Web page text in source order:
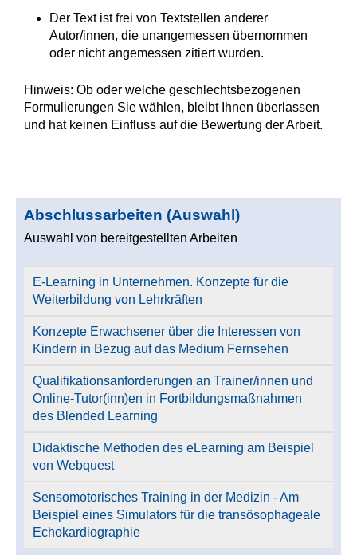
Der Text ist frei von Textstellen anderer
Autor/innen, die unangemessen übernommen
oder nicht angemessen zitiert wurden.
Hinweis: Ob oder welche geschlechtsbezogenen
Formulierungen Sie wählen, bleibt Ihnen überlassen
und hat keinen Einfluss auf die Bewertung der Arbeit.
Abschlussarbeiten (Auswahl)
Auswahl von bereitgestellten Arbeiten
E-Learning in Unternehmen. Konzepte für die
Weiterbildung von Lehrkräften
Konzepte Erwachsener über die Interessen von
Kindern in Bezug auf das Medium Fernsehen
Qualifikationsanforderungen an Trainer/innen und
Online-Tutor(inn)en in Fortbildungsmaßnahmen
des Blended Learning
Didaktische Methoden des eLearning am Beispiel
von Webquest
Sensomotorisches Training in der Medizin - Am
Beispiel eines Simulators für die transösophageale
Echokardiographie